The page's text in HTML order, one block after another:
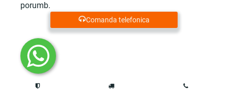
porumb.
Comanda telefonica